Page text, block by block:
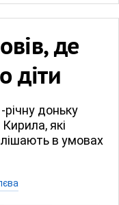
де
діти
доньку
які
в умовах